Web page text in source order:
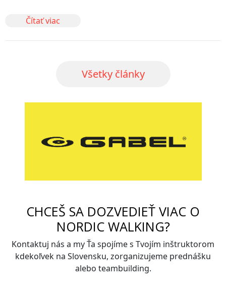
Čítať viac
Všetky články
CHCEŠ SA DOZVEDIEŤ VIAC O
NORDIC WALKING?
Kontaktuj nás a my Ťa spojíme s Tvojím inštruktorom
kdekoľvek na Slovensku, zorganizujeme prednášku
alebo teambuilding.